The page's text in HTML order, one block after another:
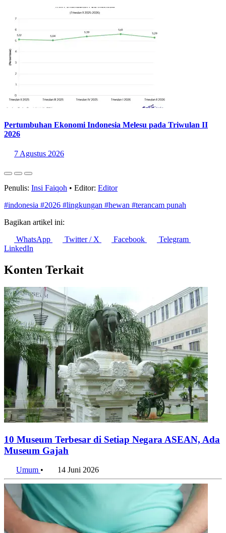
Pertumbuhan Ekonomi Indonesia Melesu pada Triwulan II
2026
7 Agustus 2026
Penulis: Insi Faiqoh • Editor: Editor
#indonesia #2026 #lingkungan #hewan #terancam punah
Bagikan artikel ini:
WhatsApp
Twitter / X Facebook
Telegram
LinkedIn
Konten Terkait
10 Museum Terbesar di Setiap Negara ASEAN, Ada
Museum Gajah
Umum • 14 Juni 2026